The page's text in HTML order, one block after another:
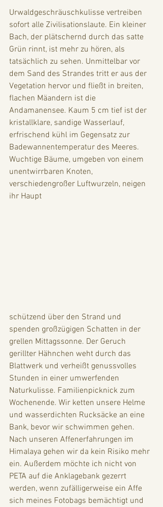
Urwaldgeschräuschkulisse vertreiben
sofort alle Zivilisationslaute. Ein kleiner
Bach, der plätschernd durch das satte
Grün rinnt, ist mehr zu hören, als
tatsächlich zu sehen. Unmittelbar vor
dem Sand des Strandes tritt er aus der
Vegetation hervor und fließt in breiten,
flachen Mäandern ist die
Andamanensee. Kaum 5 cm tief ist der
kristallklare, sandige Wasserlauf,
erfrischend kühl im Gegensatz zur
Badewannentemperatur des Meeres.
Wuchtige Bäume, umgeben von einem
unentwirrbaren Knoten,
verschiedengroßer Luftwurzeln, neigen
ihr Haupt
schützend über den Strand und
spenden großzügigen Schatten in der
grellen Mittagssonne. Der Geruch
gerillter Hähnchen weht durch das
Blattwerk und verheißt genussvolles
Stunden in einer umwerfenden
Naturkulisse. Familienpicknick zum
Wochenende. Wir ketten unsere Helme
und wasserdichten Rucksäcke an eine
Bank, bevor wir schwimmen gehen.
Nach unseren Affenerfahrungen im
Himalaya gehen wir da kein Risiko mehr
ein. Außerdem möchte ich nicht von
PETA auf die Anklagebank gezerrt
werden, wenn zufälligerweise ein Affe
sich meines Fotobags bemächtigt und